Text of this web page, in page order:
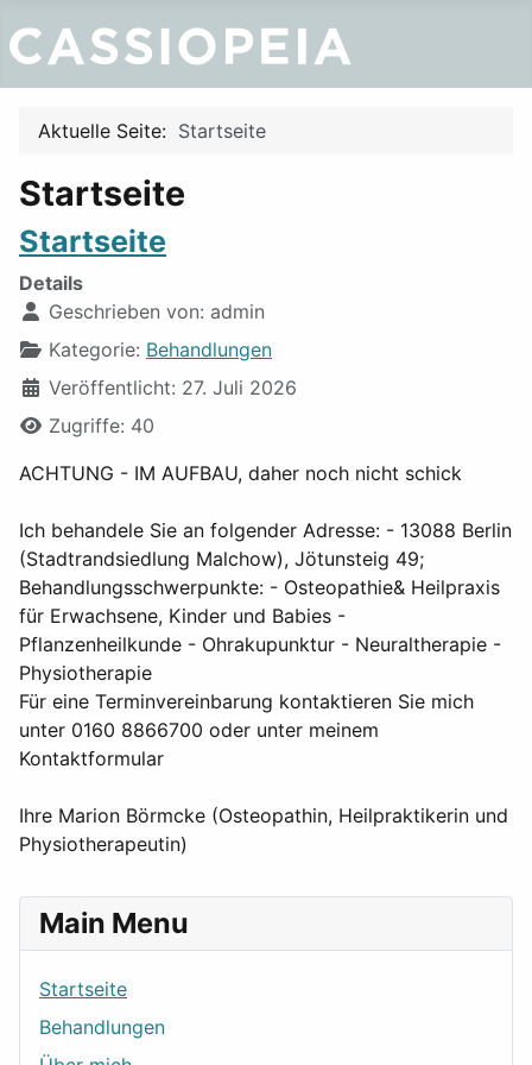
Aktuelle Seite: Startseite
Startseite
Startseite
Details
Geschrieben von: admin
Kategorie: Behandlungen
Veröffentlicht: 27. Juli 2026
Zugriffe: 40
ACHTUNG - IM AUFBAU, daher noch nicht schick
Ich behandele Sie an folgender Adresse: - 13088 Berlin
(Stadtrandsiedlung Malchow), Jötunsteig 49;
Behandlungsschwerpunkte: - Osteopathie& Heilpraxis
für Erwachsene, Kinder und Babies -
Pflanzenheilkunde - Ohrakupunktur - Neuraltherapie -
Physiotherapie
Für eine Terminvereinbarung kontaktieren Sie mich
unter 0160 8866700 oder unter meinem
Kontaktformular
Ihre Marion Börmcke (Osteopathin, Heilpraktikerin und
Physiotherapeutin)
Main Menu
Startseite
Behandlungen